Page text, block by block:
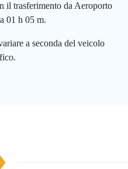
il trasferimento da Aeroporto
01 h 05 m.
a seconda del veicolo